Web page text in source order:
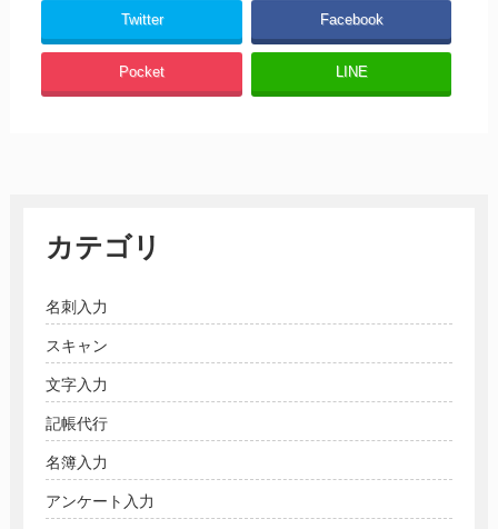
Twitter Facebook
Pocket LINE
カテゴリ
名刺入力
スキャン
文字入力
記帳代行
名簿入力
アンケート入力